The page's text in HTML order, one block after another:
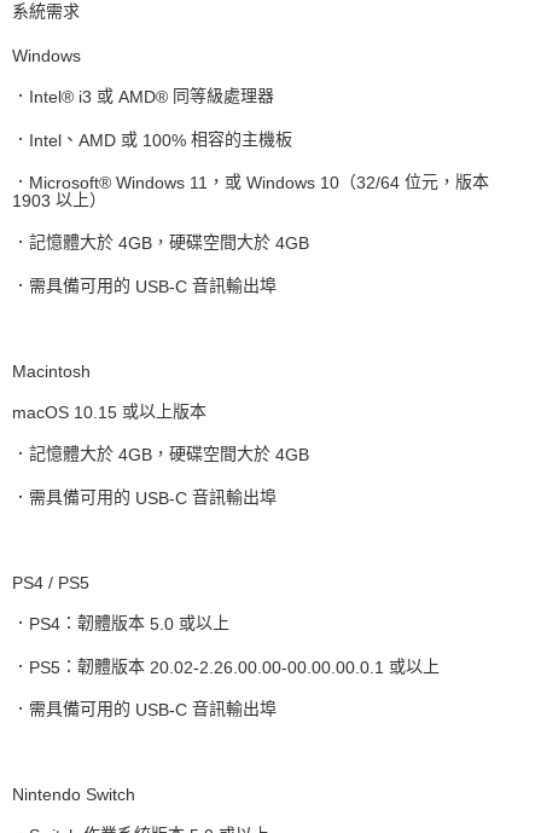
系統需求
Windows
． Intel® i3 或 AMD® 同等級處理器
． Intel 、 AMD 或 100% 相容的主機板
． Microsoft® Windows 11 ，或 Windows 10 （32/64 位元，版本
1903 以上）
．記憶體大於 4GB ，硬碟空間大於 4GB
．需具備可用的 USB-C 音訊輸出埠
Macintosh
macOS 10.15 或以上版本
．記憶體大於 4GB ，硬碟空間大於 4GB
．需具備可用的 USB-C 音訊輸出埠
PS4 / PS5
． PS4 ：韌體版本 5.0 或以上
． PS5 ：韌體版本 20.02-2.26.00.00-00.00.00.0.1 或以上
．需具備可用的 USB-C 音訊輸出埠
Nintendo Switch